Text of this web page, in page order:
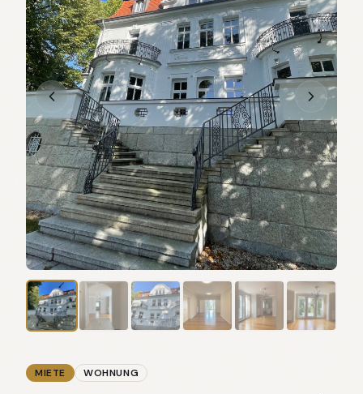
MIETE WOHNUNG